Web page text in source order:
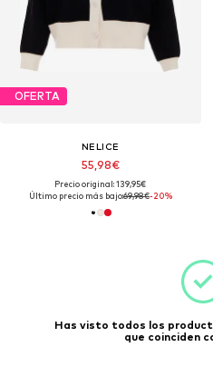
OFERTA
NELICE
55,98€
Precio original: 139,95€
Último precio más bajo:69,98€-20%
Has visto todos los
que coinciden